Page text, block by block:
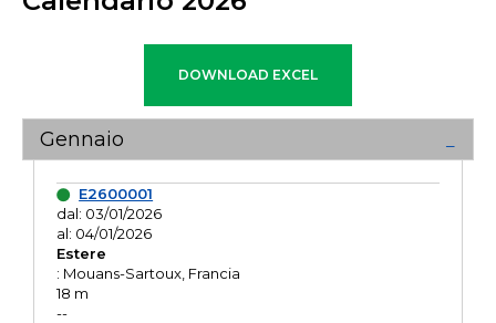
Gennaio
E2600001
dal: 03/01/2026
al: 04/01/2026
Estere
: Mouans-Sartoux, Francia
18 m
--